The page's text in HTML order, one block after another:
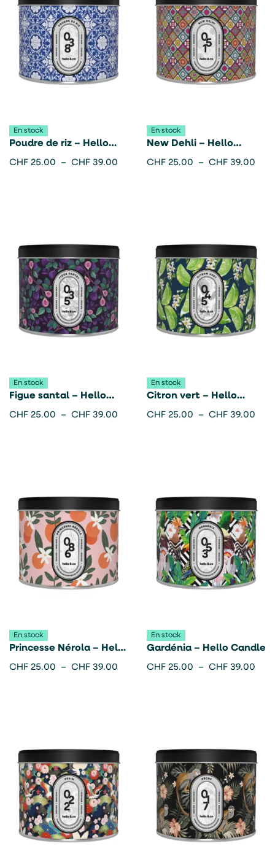
En stock
Poudre de riz – Hello
Candle
CHF 25.00 – CHF 39.00
En stock
New Dehli – Hello
candle
CHF 25.00 – CHF 39.00
En stock
Figue santal – Hello
candle
CHF 25.00 – CHF 39.00
En stock
Citron vert – Hello
candle
CHF 25.00 – CHF 39.00
En stock
Princesse Nérola – Hello
candle
CHF 25.00 – CHF 39.00
En stock
Gardénia – Hello Candle
CHF 25.00 – CHF 39.00